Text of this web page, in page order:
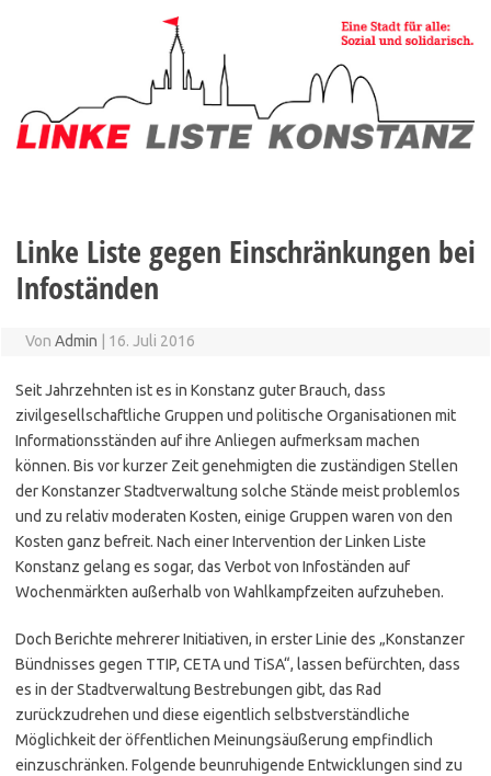
Linke Liste gegen Einschränkungen bei
Infoständen
Von Admin 16. Juli 2016
Seit Jahrzehnten ist es in Konstanz guter Brauch, dass
zivilgesellschaftliche Gruppen und politische Organisationen mit
Informationsständen auf ihre Anliegen aufmerksam machen
können. Bis vor kurzer Zeit genehmigten die zuständigen Stellen
der Konstanzer Stadtverwaltung solche Stände meist problemlos
und zu relativ moderaten Kosten, einige Gruppen waren von den
Kosten ganz befreit. Nach einer Intervention der Linken Liste
Konstanz gelang es sogar, das Verbot von Infoständen auf
Wochenmärkten außerhalb von Wahlkampfzeiten aufzuheben.
Doch Berichte mehrerer Initiativen, in erster Linie des „Konstanzer
Bündnisses gegen TTIP, CETA und TiSA“, lassen befürchten, dass
es in der Stadtverwaltung Bestrebungen gibt, das Rad
zurückzudrehen und diese eigentlich selbstverständliche
Möglichkeit der öffentlichen Meinungsäußerung empfindlich
einzuschränken. Folgende beunruhigende Entwicklungen sind zu